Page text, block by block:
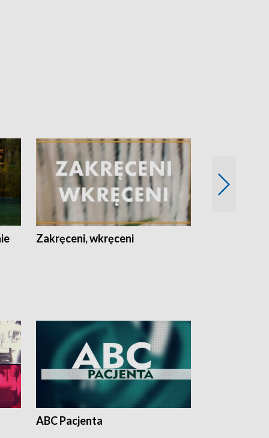
Zakręceni, wkręceni
ABC Pacjenta